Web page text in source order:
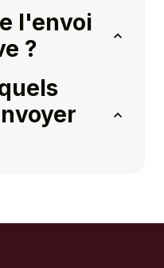
l'envoi
?